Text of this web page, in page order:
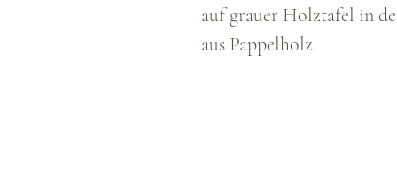
auf grauer Holztafel in
aus Pappelholz.